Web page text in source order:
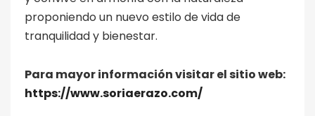
proponiendo un nuevo estilo de vida de
tranquilidad y bienestar.
Para mayor información visitar el sitio web:
https://www.soriaerazo.com/